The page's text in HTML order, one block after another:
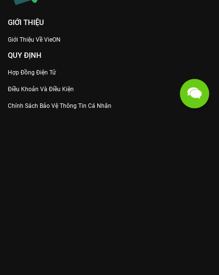
GIỚI THIỆU
Giới Thiệu Về VieON
QUY ĐỊNH
Hợp Đồng Điện Tử
Điều Khoản Và Điều Kiện
Chính Sách Bảo Vệ Thông Tin Cá Nhân